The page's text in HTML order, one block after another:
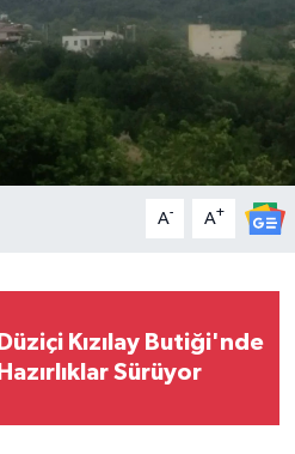
A- A+
Düziçi Kızılay Butiği'nde
Hazırlıklar Sürüyor